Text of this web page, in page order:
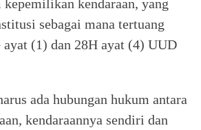
kepemilikan kendaraan, yang
sebagai mana tertuang
ayat (1) dan 28H ayat (4) UUD
ada hubungan hukum antara
kendaraannya sendiri dan